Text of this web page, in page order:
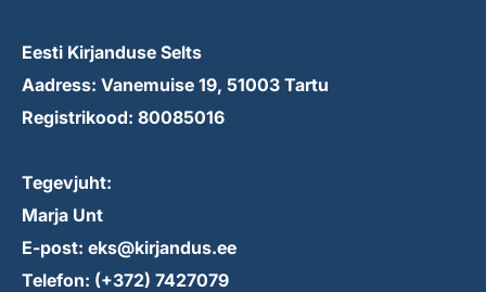
Eesti Kirjanduse Selts
Aadress: Vanemuise 19, 51003 Tartu
Registrikood: 80085016
Tegevjuht:
Marja Unt
E-post: eks@kirjandus.ee
Telefon: (+372) 7427079